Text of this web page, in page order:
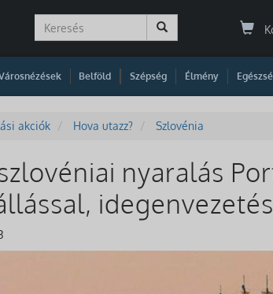
Belföld Szépség Élmény
akciók Hova utazz? Szlovénia
nyaralás